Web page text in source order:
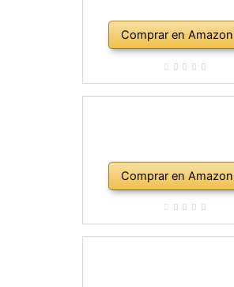
Comprar en Amazon
Comprar en Amazon